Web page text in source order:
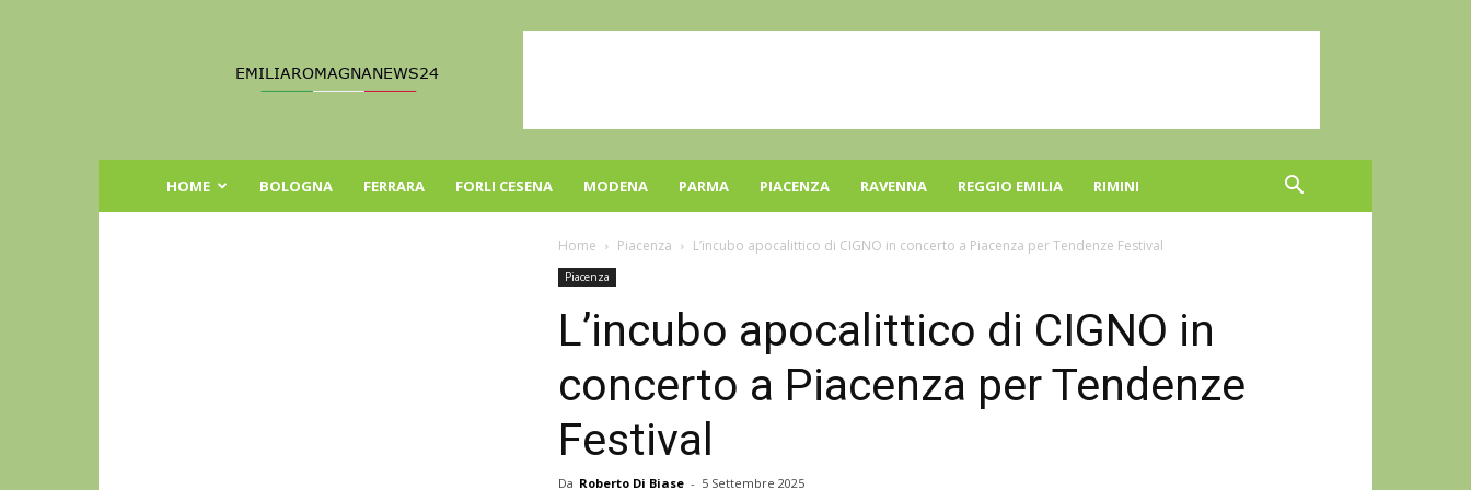
Romagna
HOME BOLOGNA FERRARA FORLI CESENA MODENA PARMA PIACENZA RAVENNA REGGIO EMILIA RIMINI
Home Piacenza L’incubo apocalittico di CIGNO in concerto a Piacenza per Tendenze Festival
Piacenza
L’incubo apocalittico di CIGNO in
concerto a Piacenza per Tendenze
Festival
Da Roberto Di Biase - 5 Settembre 2025